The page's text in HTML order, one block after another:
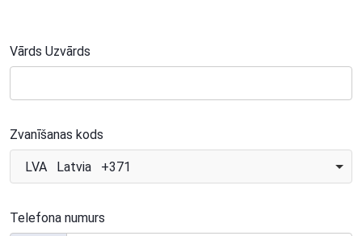
Vārds Uzvārds
Zvanīšanas kods
LVA Latvia +371
Telefona numurs